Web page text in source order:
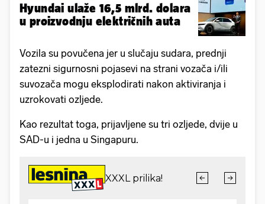
Hyundai ulaže 16,5 mlrd. dolara
u proizvodnju električnih auta
Vozila su povučena jer u slučaju sudara, prednji
zatezni sigurnosni pojasevi na strani vozača i/ili
suvozača mogu eksplodirati nakon aktiviranja i
uzrokovati ozljede.
Kao rezultat toga, prijavljene su tri ozljede, dvije u
SAD-u i jedna u Singapuru.